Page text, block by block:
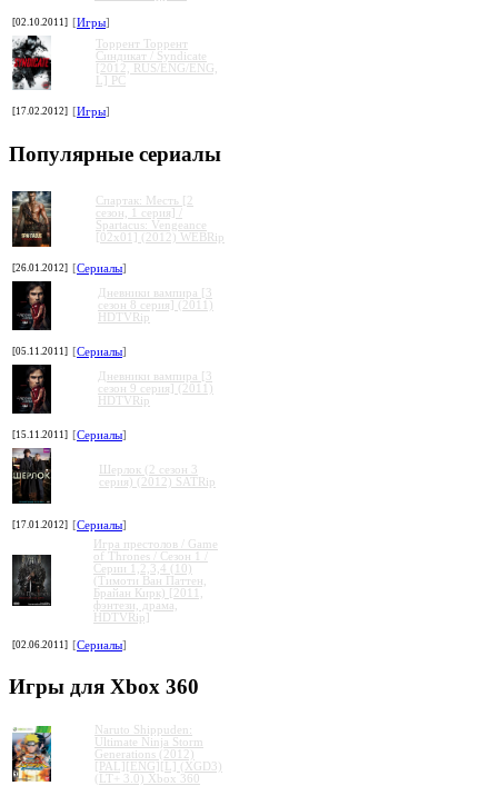
[02.10.2011] [Игры]
Торрент Торрент
Cиндикат / Syndicate
[2012, RUS/ENG/ENG,
L] PC
[17.02.2012] [Игры]
Популярные сериалы
Спартак: Месть [2
сезон, 1 серия] /
Spartacus: Vengeance
[02x01] (2012) WEBRip
[26.01.2012] [Сериалы]
Дневники вампира [3
сезон 8 серия] (2011)
HDTVRip
[05.11.2011] [Сериалы]
Дневники вампира [3
сезон 9 серия] (2011)
HDTVRip
[15.11.2011] [Сериалы]
Шерлок (2 сезон 3
серия) (2012) SATRip
[17.01.2012] [Сериалы]
Игра престолов / Game
of Thrones / Сезон 1 /
Серии 1,2,3,4 (10)
(Тимоти Ван Паттен,
Брайан Кирк) [2011,
фэнтези, драма,
HDTVRip]
[02.06.2011] [Сериалы]
Игры для Xbox 360
Naruto Shippuden:
Ultimate Ninja Storm
Generations (2012)
[PAL][ENG][L] (XGD3)
(LT+ 3.0) Xbox 360